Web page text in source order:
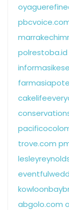
polrestoba.id
trove.com
abgolo.com